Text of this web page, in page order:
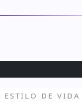
ESTILO DE VIDA